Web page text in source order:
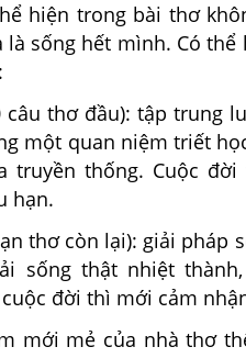
hiện trong bài thơ
là sống hết mình. Có
câu thơ đầu): tập trung
một quan niệm triết
truyền thống. Cuộc
hạn.
thơ còn lại): giải pháp
sống thật nhiệt
đời thì mới cảm
mới mẻ của nhà thơ